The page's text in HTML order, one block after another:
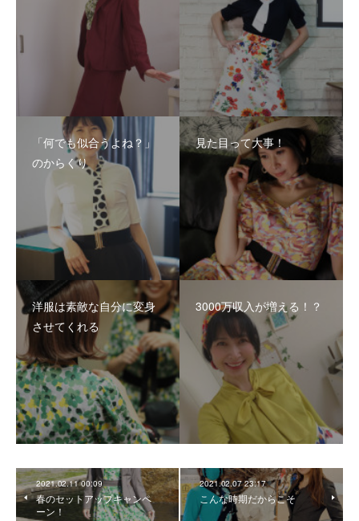
「何でも似合うよね？」
のからくり
見た目って大事！
洋服は素敵な自分に変身
させてくれる
3000万収入が増える！？
2021.02.11 00:09
春のセットアップキャンペ
ーン！
2021.02.07 23:17
こんな時期だからこそ